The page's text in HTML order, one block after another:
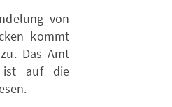
von
kommt
Das Amt
ist auf die